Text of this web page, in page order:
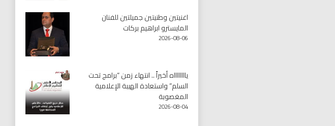
اغنيتين وطنيتين جميلتين للفنان
المايسترو ابراهيم بركات
2026-08-06
يااااااااه أخيراً .. انتهاء زمن “برامج تحت
السلم” واستعادة الهيبة الإعلامية
المغصوبة
2026-08-04